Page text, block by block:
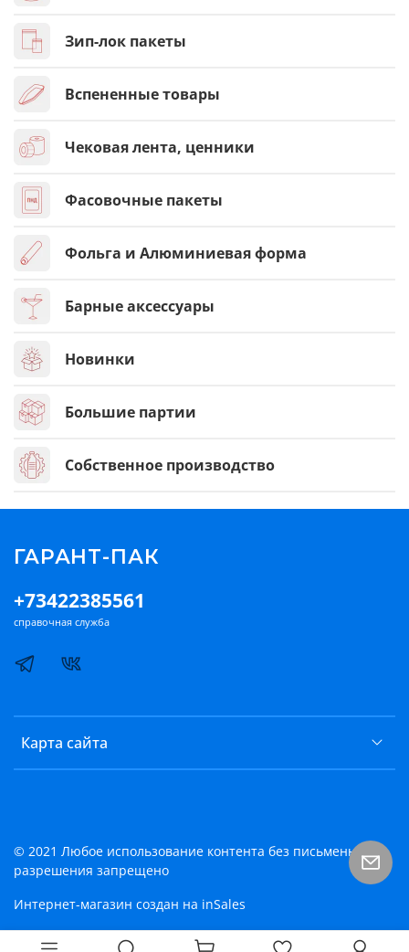
Зип-лок пакеты
Вспененные товары
Чековая лента, ценники
Фасовочные пакеты
Фольга и Алюминиевая форма
Барные аксессуары
Новинки
Большие партии
Собственное производство
Карта сайта
+73422385561
справочная служба
ГАРАНТ-ПАК
© 2021 Любое использование контента без письменного
разрешения запрещено
Интернет-магазин создан на inSales